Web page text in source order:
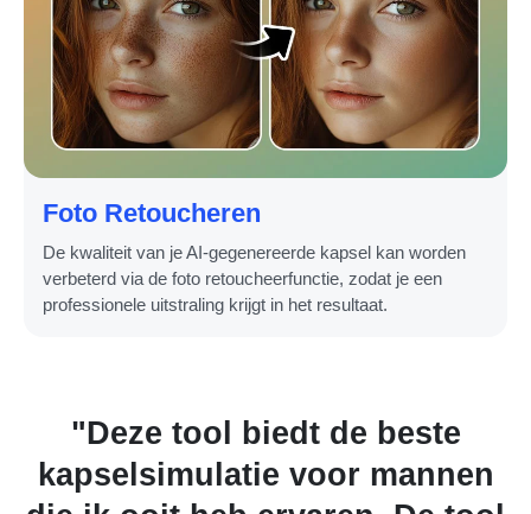
Foto Retoucheren
De kwaliteit van je AI-gegenereerde kapsel kan worden
verbeterd via de foto retoucheerfunctie, zodat je een
professionele uitstraling krijgt in het resultaat.
"Deze tool biedt de beste
kapselsimulatie voor mannen